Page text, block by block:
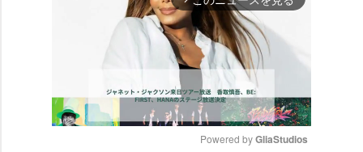
Powered by GliaStudios